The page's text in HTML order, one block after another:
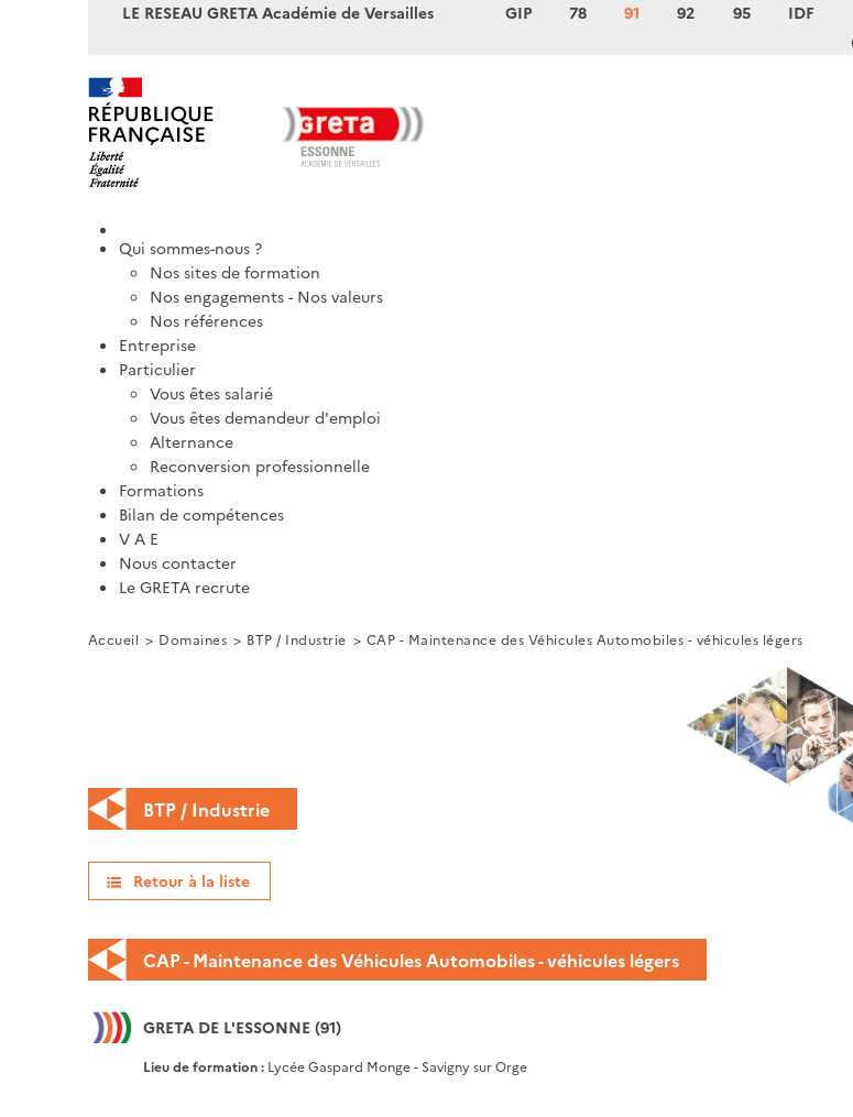
LE RESEAU GRETA Académie de Versailles GIP 78 91 92 95 IDF
Qui sommes-nous ?
Nos sites de formation
Nos engagements - Nos valeurs
Nos références
Entreprise
Particulier
Vous êtes salarié
Vous êtes demandeur d'emploi
Alternance
Reconversion professionnelle
Formations
Bilan de compétences
V A E
Nous contacter
Le GRETA recrute
Accueil Domaines BTP / Industrie CAP - Maintenance des Véhicules Automobiles - véhicules légers
BTP / Industrie
Retour à la liste
CAP - Maintenance des Véhicules Automobiles - véhicules légers
GRETA DE L'ESSONNE (91)
Lieu de formation : Lycée Gaspard Monge - Savigny sur Orge